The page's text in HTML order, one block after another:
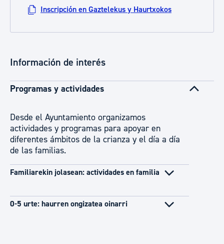
Inscripción en Gaztelekus y Haurtxokos
Información de interés
Programas y actividades
Desde el Ayuntamiento organizamos
actividades y programas para apoyar en
diferentes ámbitos de la crianza y el día a día
de las familias.
Familiarekin jolasean: actividades en familia
0-5 urte: haurren ongizatea oinarri